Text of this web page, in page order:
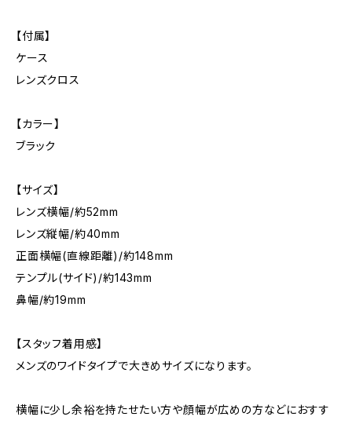
【付属】
ケース
レンズクロス
【カラー】
ブラック
【サイズ】
レンズ横幅/約52mm
レンズ縦幅/約40mm
正面横幅(直線距離)/約148mm
テンプル(サイド)/約143mm
鼻幅/約19mm
【スタッフ着用感】
メンズのワイドタイプで大きめサイズになります。
横幅に少し余裕を持たせたい方や顔幅が広めの方などにおすす